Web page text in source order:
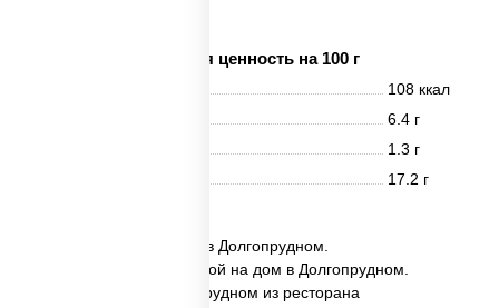
Пищевая ценность на 100 г
108 ккал
6.4 г
1.3 г
17.2 г
✅ Ланч-сет №3 заказать в Долгопрудном.
✅ Ланч-сет №3 с доставкой на дом в Долгопрудном.
✅ Ланч-сет №3 в Долгопрудном из ресторана